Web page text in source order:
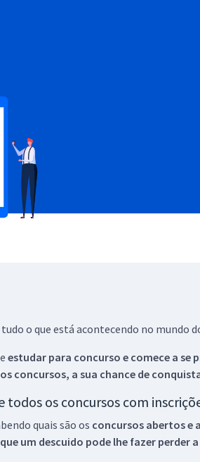
o que está acontecendo no mundo
estudar para concurso e comece a se
concursos, a sua chance de
todos os concursos com
quais são os concursos abertos e
um descuido pode lhe fazer perder